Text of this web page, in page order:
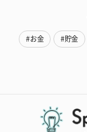
#お金 #貯金